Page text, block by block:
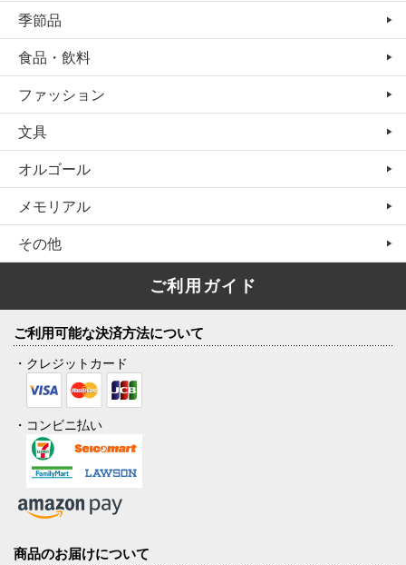
季節品
食品・飲料
ファッション
文具
オルゴール
メモリアル
その他
ご利用ガイド
ご利用可能な決済方法について
・クレジットカード
・コンビニ払い
商品のお届けについて